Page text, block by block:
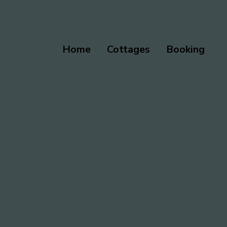
Home Cottages Booking